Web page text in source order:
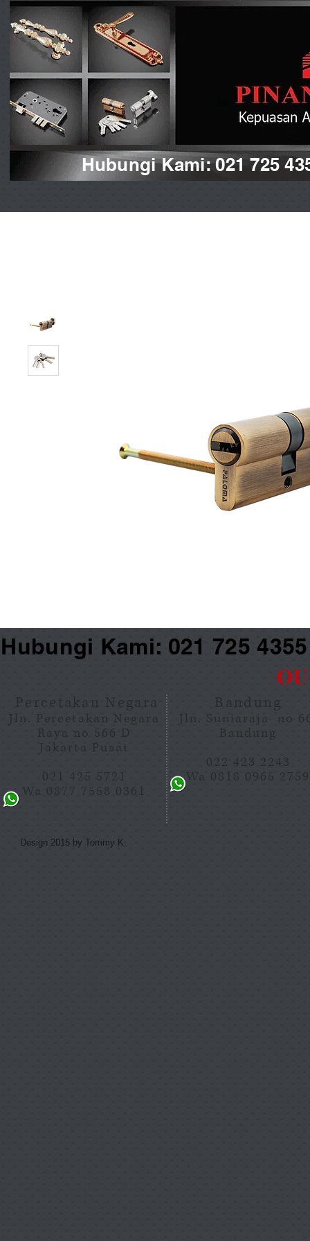
Hubungi Kami: 021 725
Kami: 021 725
Percetakan Negara
Jln. Percetakan Negara
Raya no 566 D
Jakarta Pusat
021 425 5721
Wa 0877 7558 0361
Bandung
Jln. Suniaraja no
Bandung
022 423 2243
Wa 0818 0965 2759
Design 2015 by Tommy K.